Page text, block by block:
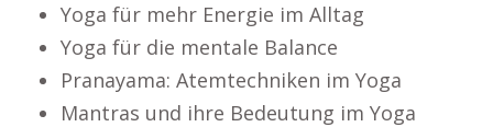
Yoga für mehr Energie im Alltag
Yoga für die mentale Balance
Pranayama: Atemtechniken im Yoga
Mantras und ihre Bedeutung im Yoga